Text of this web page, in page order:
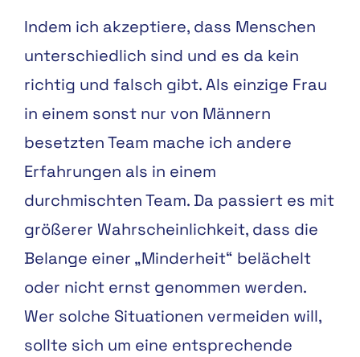
Indem ich akzeptiere, dass Menschen
unterschiedlich sind und es da kein
richtig und falsch gibt. Als einzige Frau
in einem sonst nur von Männern
besetzten Team mache ich andere
Erfahrungen als in einem
durchmischten Team. Da passiert es mit
größerer Wahrscheinlichkeit, dass die
Belange einer „Minderheit“ belächelt
oder nicht ernst genommen werden.
Wer solche Situationen vermeiden will,
sollte sich um eine entsprechende